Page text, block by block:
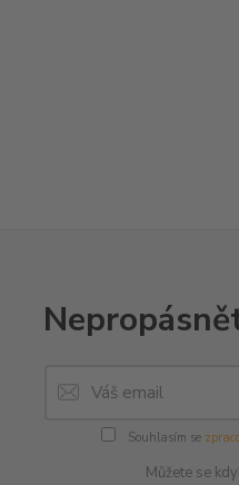
Souhlasím se
Můžete se